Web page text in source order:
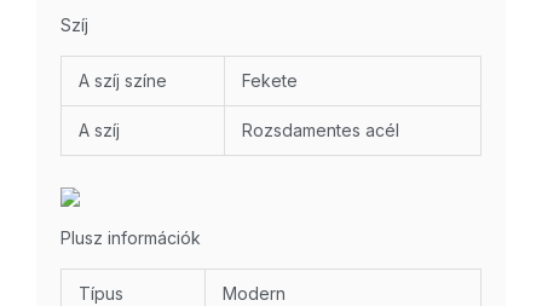
Szíj
A szíj színe Fekete
A szíj Rozsdamentes acél
Plusz információk
Típus Modern